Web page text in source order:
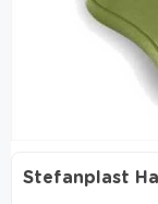
Stefanplast